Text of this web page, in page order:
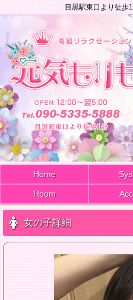
目黒駅東口より徒歩1
Home
Room
女の子詳細